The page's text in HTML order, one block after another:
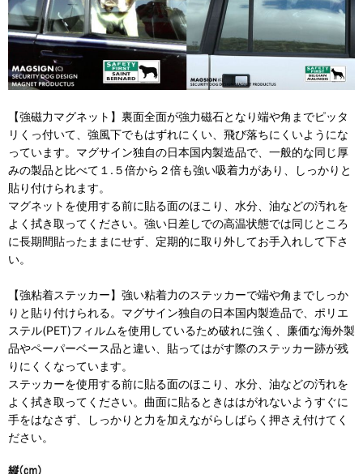
【強磁力マグネット】裏面全面が強力磁石となり端や角までピッタ
リくっ付いて、強風下でもはずれにくい、飛び落ちにくいようにな
っています。マグサイン独自の日本国内製造品で、一般的な同じ厚
みの製品と比べて１.５倍から２倍も強い吸着力があり、しっかりと
貼り付けられます。
マグネットを使用する前に貼る面のほこり、水分、油などの汚れを
よく拭き取ってください。強い日差しでの高温状態では同じところ
に長期間貼ったままにせず、定期的に取り外してお手入れして下さ
い。
【強粘着ステッカー】強い粘着力のステッカーで端や角までしっか
りと貼り付けられる。マグサイン独自の日本国内製造品で、ポリエ
ステル(PET)フィルムを使用しているため破れに強く、廉価な海外製
品やペーパーベース品と違い、貼ってはがす際のステッカー跡が残
りにくくなっています。
ステッカーを使用する前に貼る面のほこり、水分、油などの汚れを
よく拭き取ってください。曲面に貼るときははがれないようすぐに
手をはなさず、しっかりと力を加えながらしばらく押さえ付けてく
ださい。